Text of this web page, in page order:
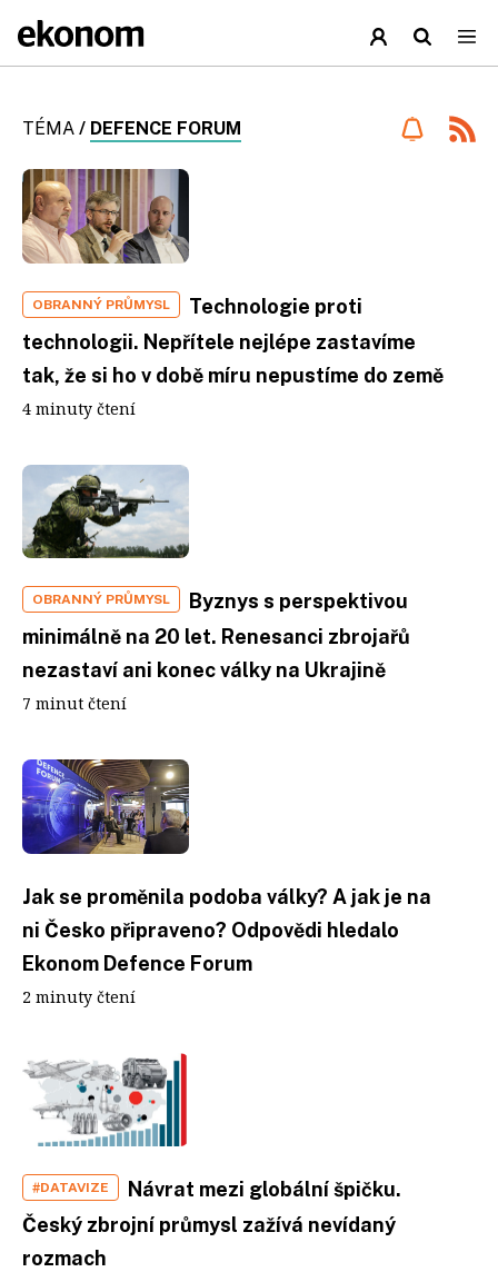
TÉMA / DEFENCE FORUM
OBRANNÝ PRŮMYSL
Technologie proti
technologii. Nepřítele nejlépe zastavíme
tak, že si ho v době míru nepustíme do země
4 minuty čtení
OBRANNÝ PRŮMYSL
Byznys s perspektivou
minimálně na 20 let. Renesanci zbrojařů
nezastaví ani konec války na Ukrajině
7 minut čtení
Jak se proměnila podoba války? A jak je na
ni Česko připraveno? Odpovědi hledalo
Ekonom Defence Forum
2 minuty čtení
#DATAVIZE
Návrat mezi globální špičku.
Český zbrojní průmysl zažívá nevídaný
rozmach